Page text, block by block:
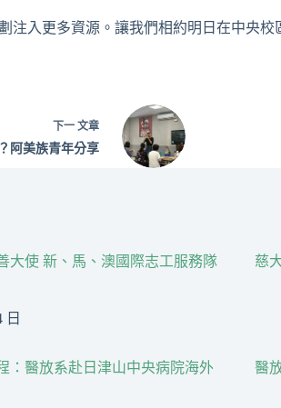
入更多資源。讓我們相約明日在中央校
下一 文章
阿美族青年分享
大使 新、馬、澳國際志工服務隊
日
慈
：醫放系赴日津山中央病院海外
醫